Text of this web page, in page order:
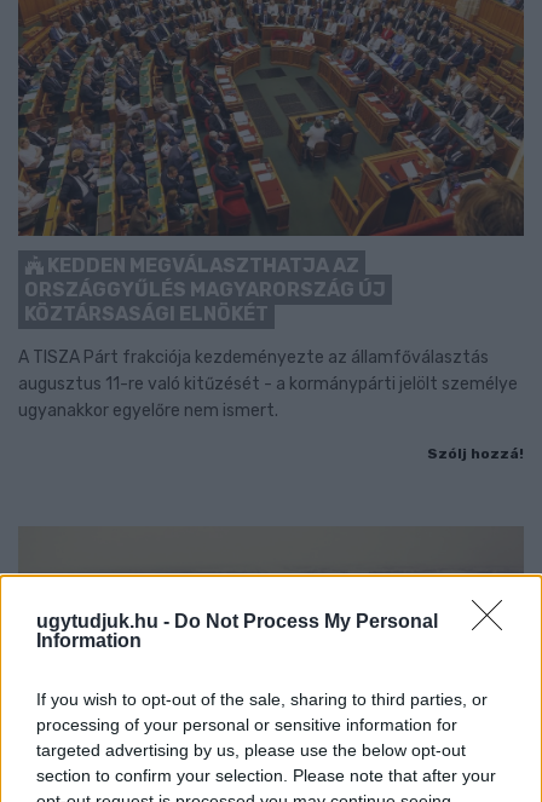
ugytudjuk.hu - Do Not Process My Personal
Information
If you wish to opt-out of the sale, sharing to third parties, or
processing of your personal or sensitive information for
targeted advertising by us, please use the below opt-out
section to confirm your selection. Please note that after your
KEDDEN MEGVÁLASZTHATJA AZ
ORSZÁGGYŰLÉS MAGYARORSZÁG ÚJ
KÖZTÁRSASÁGI ELNÖKÉT
A TISZA Párt frakciója kezdeményezte az államfőválasztás
augusztus 11-re való kitűzését - a kormánypárti jelölt személye
ugyanakkor egyelőre nem ismert.
Szólj hozzá!